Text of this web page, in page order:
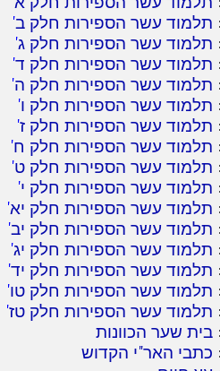
תלמוד עשר הספירות חלק ב'
תלמוד עשר הספירות חלק ג'
תלמוד עשר הספירות חלק ד'
תלמוד עשר הספירות חלק ה'
תלמוד עשר הספירות חלק ו'
תלמוד עשר הספירות חלק ז'
תלמוד עשר הספירות חלק ח'
תלמוד עשר הספירות חלק ט'
תלמוד עשר הספירות חלק י'
תלמוד עשר הספירות חלק יא'
תלמוד עשר הספירות חלק יב'
תלמוד עשר הספירות חלק יג'
תלמוד עשר הספירות חלק יד'
תלמוד עשר הספירות חלק טו'
תלמוד עשר הספירות חלק טז'
בית שער הכוונות
כתבי האר"י הקדוש